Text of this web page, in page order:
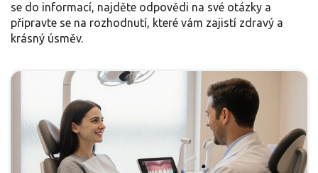
se do informací, najděte odpovědi na své otázky a
připravte se na rozhodnutí, které vám zajistí zdravý a
krásný úsměv.